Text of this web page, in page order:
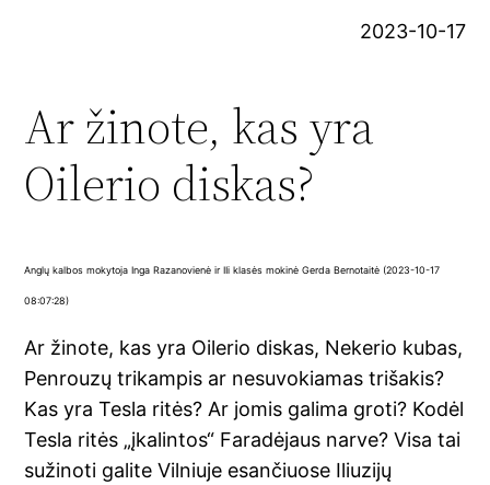
2023-10-17
Ar žinote, kas yra
Oilerio diskas?
Anglų kalbos mokytoja Inga Razanovienė ir IIi klasės mokinė Gerda Bernotaitė (2023-10-17
08:07:28)
Ar žinote, kas yra Oilerio diskas, Nekerio kubas,
Penrouzų trikampis ar nesuvokiamas trišakis?
Kas yra Tesla ritės? Ar jomis galima groti? Kodėl
Tesla ritės „įkalintos“ Faradėjaus narve? Visa tai
sužinoti galite Vilniuje esančiuose Iliuzijų